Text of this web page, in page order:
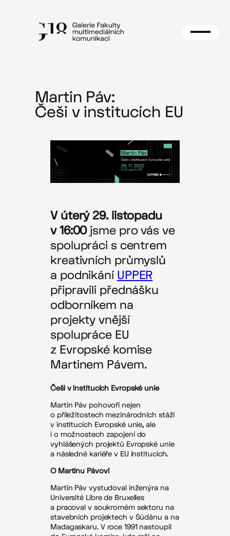
Martin Páv:
Češi v institucích EU
V úterý 29. listopadu
v 16:00jsme pro vás ve
spolupráci s centrem
kreativních průmyslů
a podnikání UPPER
připravili přednášku
odborníkem na
projekty vnější
spolupráce EU
z Evropské komise
Martinem Pávem.
Češi v institucích Evropské unie
Martin Páv pohovoří nejen
o příležitostech mezinárodních stáží
v institucích Evropské unie, ale
i o možnostech zapojení do
vyhlášených projektů Evropské unie
a následné kariéře v EU institucích.
O Martinu Pávovi
Martin Páv vystudoval inženýra na
Université Libre de Bruxelles
a pracoval v soukromém sektoru na
stavebních projektech v Súdánu a na
Madagaskaru. V roce 1991 nastoupil